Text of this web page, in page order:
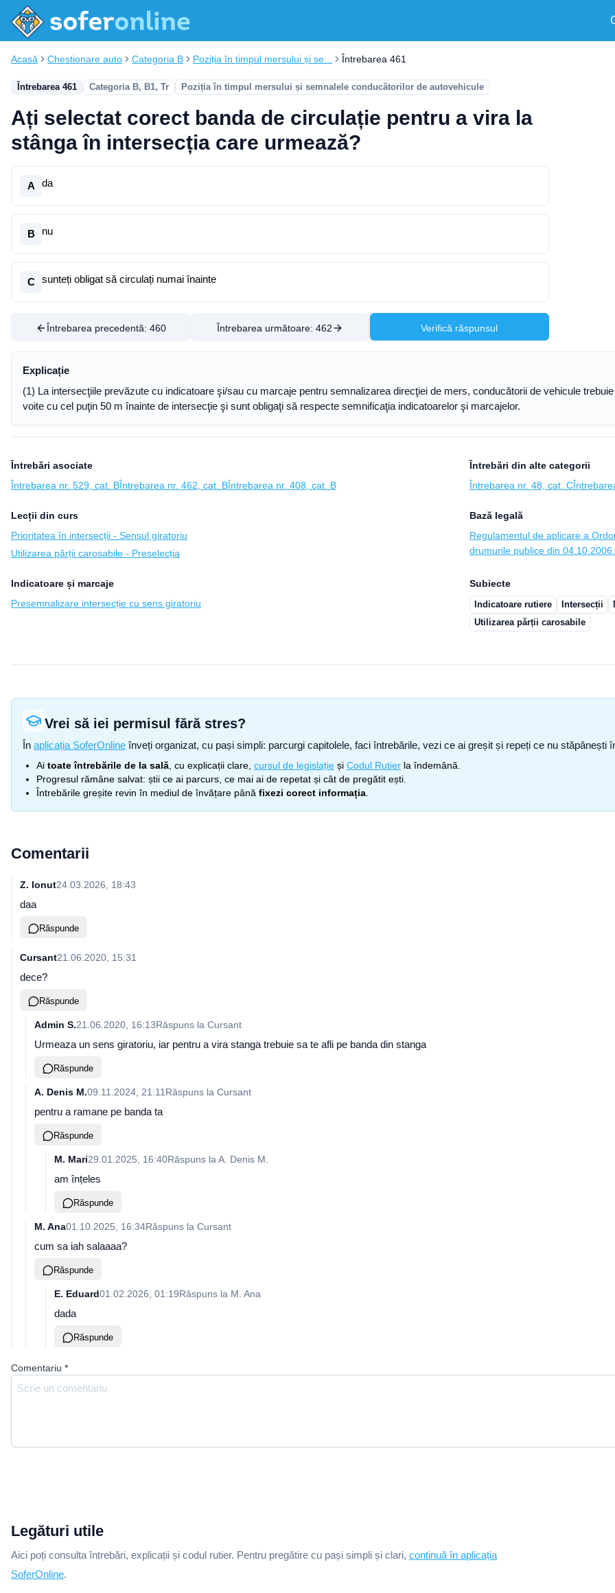
Acasă Chestionare auto Categoria B Poziția în timpul mersului și se... Întrebarea 461
Întrebarea 461 Categoria B, B1, Tr Poziția în timpul mersului și semnalele conducătorilor de autovehicule
Ați selectat corect banda de circulație pentru a vira la
stânga în intersecția care urmează?
A da
B nu
C sunteți obligat să circulați numai înainte
Întrebarea precedentă: 460 Întrebarea următoare: 462 Verifică răspunsul
Explicație
(1) La intersecţiile prevăzute cu indicatoare şi/sau cu marcaje pentru semnalizarea direcţiei de mers, conducătorii de vehicule
voite cu cel puţin 50 m înainte de intersecţie şi sunt obligaţi să respecte semnificaţia indicatoarelor şi marcajelor.
Întrebări asociate
Întrebarea nr. 529, cat. BÎntrebarea nr. 462, cat. BÎntrebarea nr. 408, cat. B
Întrebări din alte categorii
Întrebarea nr. 48, cat. C
Lecții din curs
Prioritatea în intersecții - Sensul giratoriu
Utilizarea părții carosabile - Preselecția
Bază legală
Regulamentul de aplicare a
drumurile publice din 04.10.2006
Indicatoare și marcaje
Presemnalizare intersecție cu sens giratoriu
Subiecte
Indicatoare rutiere Intersecții
Utilizarea părții carosabile
Vrei să iei permisul fără stres?
În aplicația SoferOnline înveți organizat, cu pași simpli: parcurgi capitolele, faci întrebările, vezi ce ai greșit și repeți ce nu
Ai toate întrebările de la sală , cu explicații clare, cursul de legislație și Codul Rutier la îndemână.
Progresul rămâne salvat: știi ce ai parcurs, ce mai ai de repetat și cât de pregătit ești.
Întrebările greșite revin în mediul de învățare până fixezi corect informația
Comentarii
Z. Ionut24.03.2026, 18:43
daa
Răspunde
Cursant21.06.2020, 15:31
dece?
Răspunde
Admin S.21.06.2020, 16:13Răspuns la Cursant
Urmeaza un sens giratoriu, iar pentru a vira stanga trebuie sa te afli pe banda din stanga
Răspunde
A. Denis M.09.11.2024, 21:11 Răspuns la Cursant
pentru a ramane pe banda ta
Răspunde
M. Mari29.01.2025, 16:40Răspuns la A. Denis M.
am înțeles
Răspunde
M. Ana01.10.2025, 16:34Răspuns la Cursant
cum sa iah salaaaa?
Răspunde
E. Eduard01.02.2026, 01:19Răspuns la M. Ana
dada
Răspunde
Comentariu *
Legături utile
Aici poți consulta întrebări, explicații și codul rutier. Pentru pregătire cu pași simpli și clari, continuă în aplicația
SoferOnline.